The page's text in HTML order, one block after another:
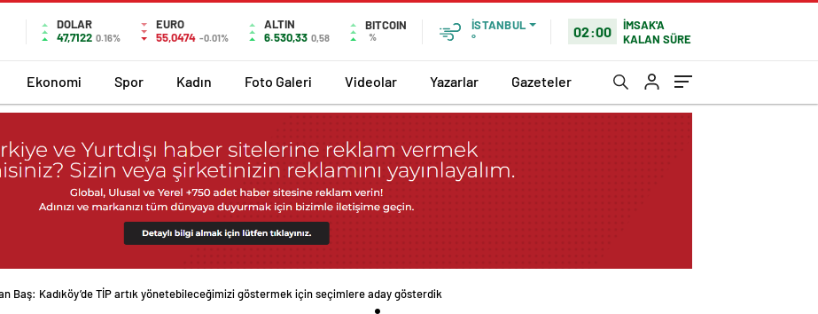
DOLAR
47,7122 0.16%
EURO
55,0474 -0.01%
ALTIN
6.530,33 0,58
BITCOIN
%
İSTANBUL
°
02:00
İMSAK'A
KALAN SÜRE
Ekonomi Spor Kadın Foto Galeri Videolar Yazarlar Gazeteler
Baş: Kadıköy’de TİP artık yönetebileceğimizi göstermek için seçimlere aday gösterdik